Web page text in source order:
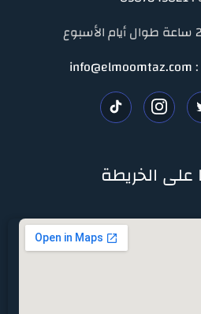
:
info@elmoomtaz.com
تابعنا
تويتر
تابعنا
انستغرام
تابعنا
تيك
توك
الخريطة